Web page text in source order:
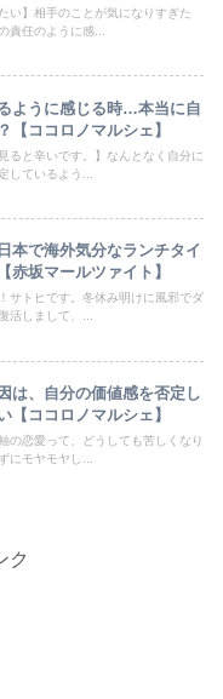
い】相手のことが気になりすぎた
責任のように感...
ように感じる時…本当に自
【ココロノマルシェ】
ると辛いです。】なんとなく自分に
しているよう...
本で海外気分なランチタイ
赤坂マールツァイト】
サトヒです。冬休み明けに風邪でダ
活しまして、...
は、自分の価値感を否定し
【ココロノマルシェ】
の恋愛って、どうしても苦しくなり
にモヤモヤし...
ク